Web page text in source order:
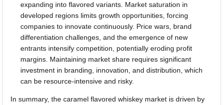
expanding into flavored variants. Market saturation in
developed regions limits growth opportunities, forcing
companies to innovate continuously. Price wars, brand
differentiation challenges, and the emergence of new
entrants intensify competition, potentially eroding profit
margins. Maintaining market share requires significant
investment in branding, innovation, and distribution, which
can be resource-intensive and risky.
In summary, the caramel flavored whiskey market is driven by